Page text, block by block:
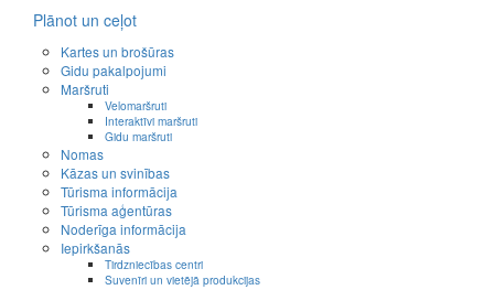
Plānot un ceļot
Kartes un brošūras
Gidu pakalpojumi
Maršruti
Velomaršruti
Interaktīvi maršruti
Gidu maršruti
Nomas
Kāzas un svinības
Tūrisma informācija
Tūrisma aģentūras
Noderīga informācija
Iepirkšanās
Tirdzniecības centri
Suvenīri un vietējā produkcijas